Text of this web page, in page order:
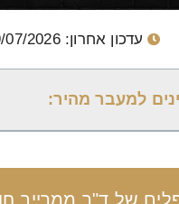
עדכון אחרון: 19/07/2026
למעבר מהיר:
של ד"ר ממרייב